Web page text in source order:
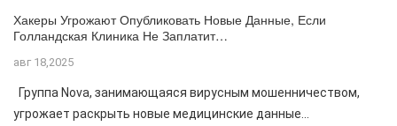
Хакеры Угрожают Опубликовать Новые Данные, Если
Голландская Клиника Не Заплатит…
авг 18,2025
Группа Nova, занимающаяся вирусным мошенничеством,
угрожает раскрыть новые медицинские данные...